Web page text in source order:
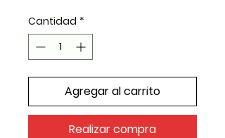
Cantidad *
Agregar al carrito
Realizar compra